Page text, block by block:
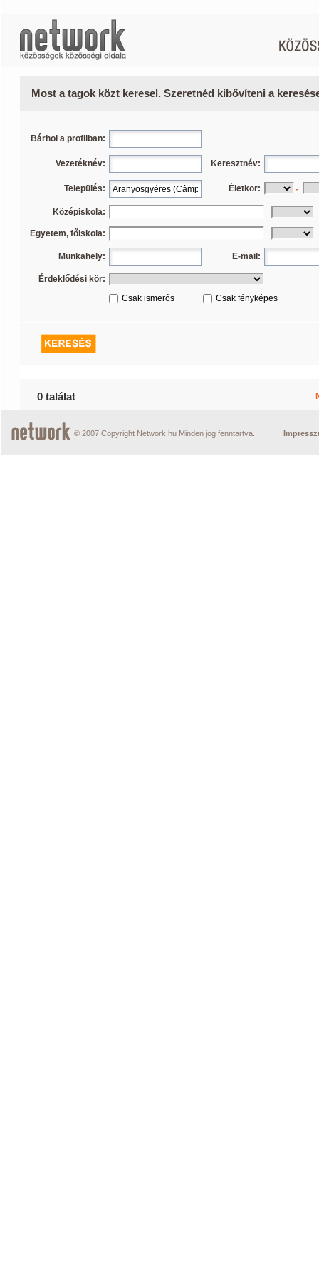
Most a tagok közt keresel. Szeretnéd kibővíteni a
Bárhol a profilban:
Vezetéknév: Keresztnév:
Település: Életkor: -
Középiskola:
Egyetem, főiskola:
Munkahely: E-mail:
Érdeklődési kör:
Csak ismerős
Csak fényképes
0 találat
© 2007 Copyright Network.hu Minden jog fenntartva.